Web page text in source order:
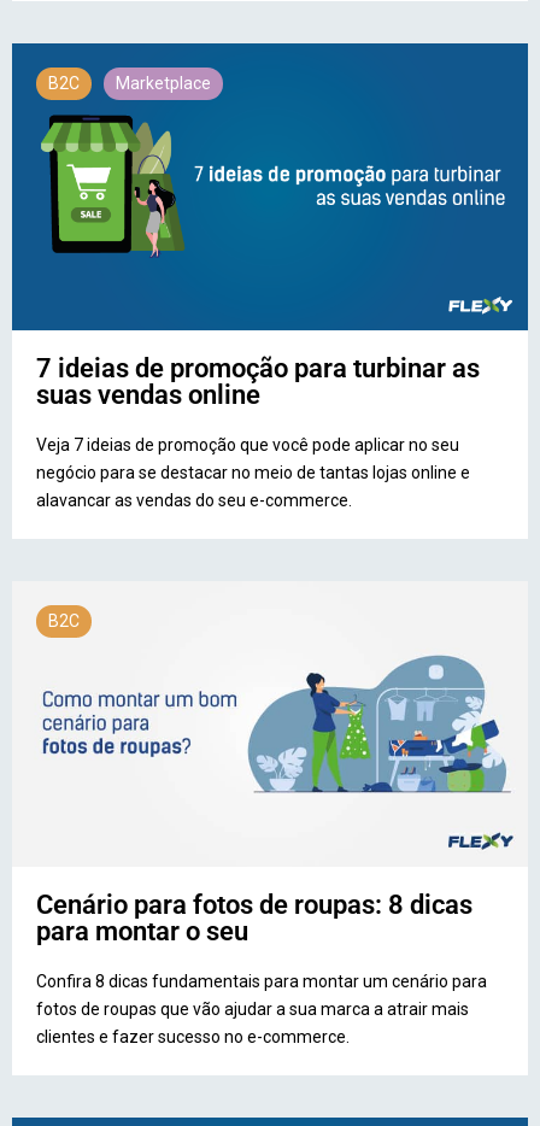
B2C Marketplace
7 ideias de promoção para turbinar as
suas vendas online
Veja 7 ideias de promoção que você pode aplicar no seu
negócio para se destacar no meio de tantas lojas online e
alavancar as vendas do seu e-commerce.
B2C
Cenário para fotos de roupas: 8 dicas
para montar o seu
Confira 8 dicas fundamentais para montar um cenário para
fotos de roupas que vão ajudar a sua marca a atrair mais
clientes e fazer sucesso no e-commerce.